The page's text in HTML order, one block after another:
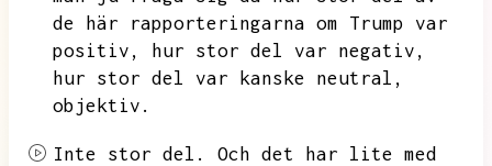
de här rapporteringarna om Trump var
positiv,
hur stor del var negativ,
hur stor del var kanske neutral,
objektiv.
Inte stor del.
Och det har lite med